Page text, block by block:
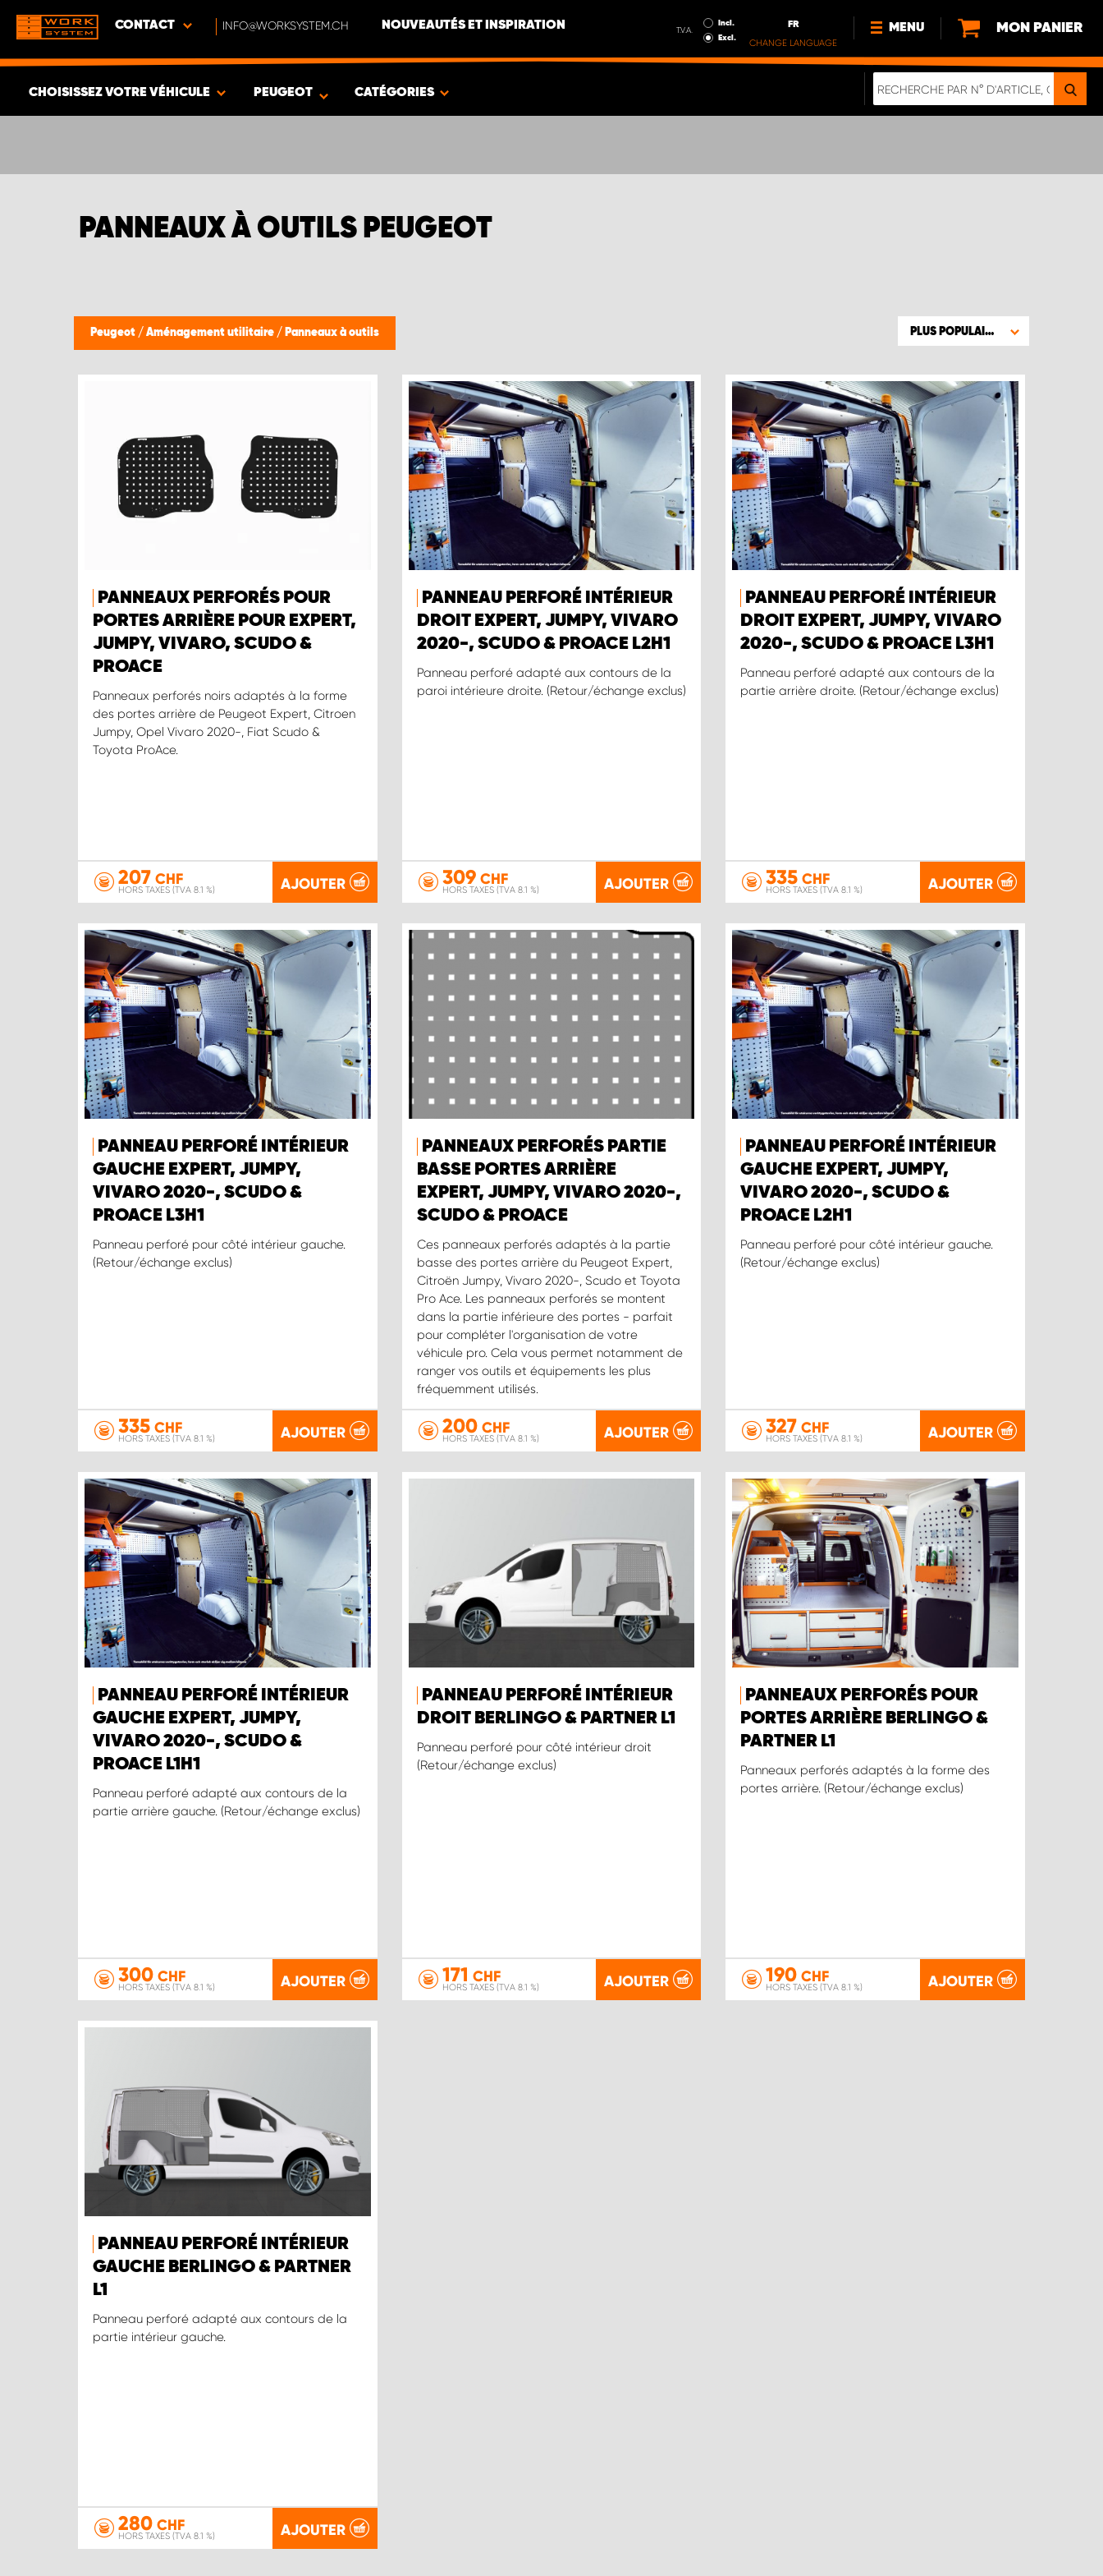
CONTACT INFO@WORKSYSTEM.CH NOUVEAUTÉS ET INSPIRATION T.V.A.
Incl.
Excl.
FR
CHANGE LANGUAGE
MENU
NOUVEAUTÉS
MON PANIER
CHOISISSEZ VOTRE VÉHICULE PEUGEOT CATÉGORIES
PANNEAUX À OUTILS PEUGEOT
Peugeot / Aménagement utilitaire / Panneaux à outils PLUS POPULAIRE
PANNEAUX PERFORÉS POUR
PORTES ARRIÈRE POUR EXPERT,
JUMPY, VIVARO, SCUDO &
PROACE
Panneaux perforés noirs adaptés à la forme
des portes arrière de Peugeot Expert, Citroen
Jumpy, Opel Vivaro 2020-, Fiat Scudo &
Toyota ProAce.
207 CHF
HORS TAXES (TVA 8.1 %) AJOUTER
PANNEAU PERFORÉ INTÉRIEUR
DROIT EXPERT, JUMPY, VIVARO
2020-, SCUDO & PROACE L2H1
Panneau perforé adapté aux contours de la
paroi intérieure droite. (Retour/échange exclus)
309CHF
HORS TAXES (TVA 8.1 %) AJOUTER
PANNEAU PERFORÉ INTÉRIEUR
DROIT EXPERT, JUMPY, VIVARO
2020-, SCUDO & PROACE L3H1
Panneau perforé adapté aux contours de la
partie arrière droite. (Retour/échange exclus)
335 CHF
HORS TAXES (TVA 8.1 %) AJOUTER
PANNEAU PERFORÉ INTÉRIEUR
GAUCHE EXPERT, JUMPY,
VIVARO 2020-, SCUDO &
PROACE L3H1
Panneau perforé pour côté intérieur gauche.
(Retour/échange exclus)
335 CHF
HORS TAXES (TVA 8.1 %) AJOUTER
PANNEAUX PERFORÉS PARTIE
BASSE PORTES ARRIÈRE
EXPERT, JUMPY, VIVARO 2020-,
SCUDO & PROACE
Ces panneaux perforés adaptés à la partie
basse des portes arrière du Peugeot Expert,
Citroën Jumpy, Vivaro 2020-, Scudo et Toyota
Pro Ace. Les panneaux perforés se montent
dans la partie inférieure des portes - parfait
pour compléter l'organisation de votre
véhicule pro. Cela vous permet notamment de
ranger vos outils et équipements les plus
fréquemment utilisés.
200CHF
HORS TAXES (TVA 8.1 %) AJOUTER
PANNEAU PERFORÉ INTÉRIEUR
GAUCHE EXPERT, JUMPY,
VIVARO 2020-, SCUDO &
PROACE L2H1
Panneau perforé pour côté intérieur gauche.
(Retour/échange exclus)
327 CHF
HORS TAXES (TVA 8.1 %) AJOUTER
PANNEAU PERFORÉ INTÉRIEUR
GAUCHE EXPERT, JUMPY,
VIVARO 2020-, SCUDO &
PROACE L1H1
Panneau perforé adapté aux contours de la
partie arrière gauche. (Retour/échange exclus)
300 CHF
HORS TAXES (TVA 8.1 %) AJOUTER
PANNEAU PERFORÉ INTÉRIEUR
DROIT BERLINGO & PARTNER L1
Panneau perforé pour côté intérieur droit
(Retour/échange exclus)
171 CHF
HORS TAXES (TVA 8.1 %) AJOUTER
PANNEAUX PERFORÉS POUR
PORTES ARRIÈRE BERLINGO &
PARTNER L1
Panneaux perforés adaptés à la forme des
portes arrière. (Retour/échange exclus)
190 CHF
HORS TAXES (TVA 8.1 %) AJOUTER
PANNEAU PERFORÉ INTÉRIEUR
GAUCHE BERLINGO & PARTNER
L1
Panneau perforé adapté aux contours de la
partie intérieur gauche.
280 CHF
HORS TAXES (TVA 8.1 %) AJOUTER